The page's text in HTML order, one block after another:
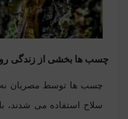
چسب ها بخشی از زندگی
چسب ها توسط مصریان
سلاح استفاده می شدند،